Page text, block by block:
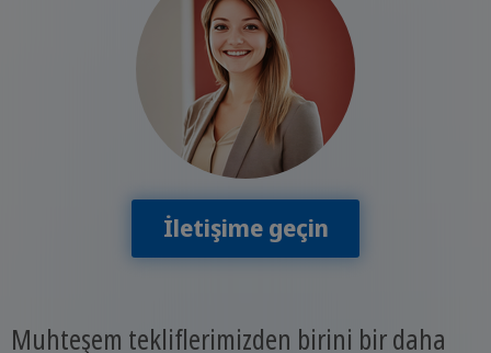
İletişime geçin
Muhteşem tekliflerimizden birini bir daha